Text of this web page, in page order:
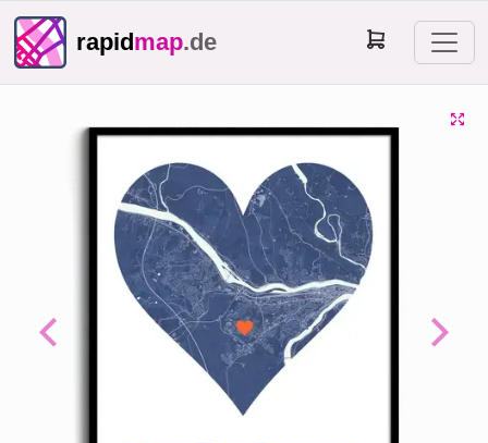
rapidmap.de
Previous Next